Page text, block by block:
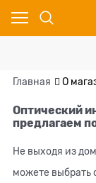
Главная О
Оптический
предлагаем
Не выходя из
можете выбрать